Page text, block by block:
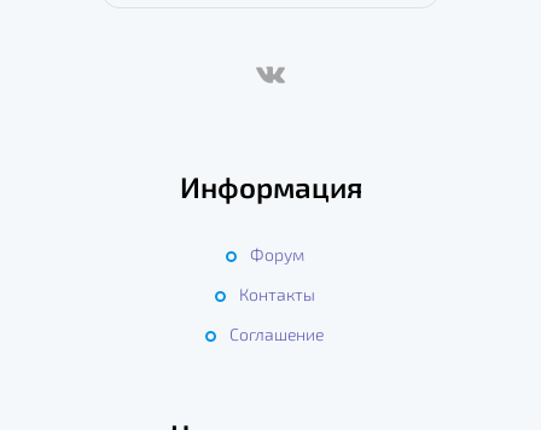
Информация
Форум
Контакты
Соглашение